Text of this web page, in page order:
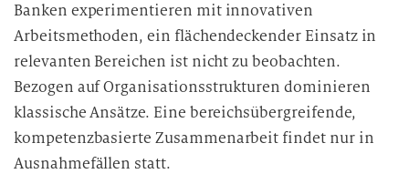
Banken experimentieren mit innovativen
Arbeitsmethoden, ein flächendeckender Einsatz in
relevanten Bereichen ist nicht zu beobachten.
Bezogen auf Organisationsstrukturen dominieren
klassische Ansätze. Eine bereichsübergreifende,
kompetenzbasierte Zusammenarbeit findet nur in
Ausnahmefällen statt.